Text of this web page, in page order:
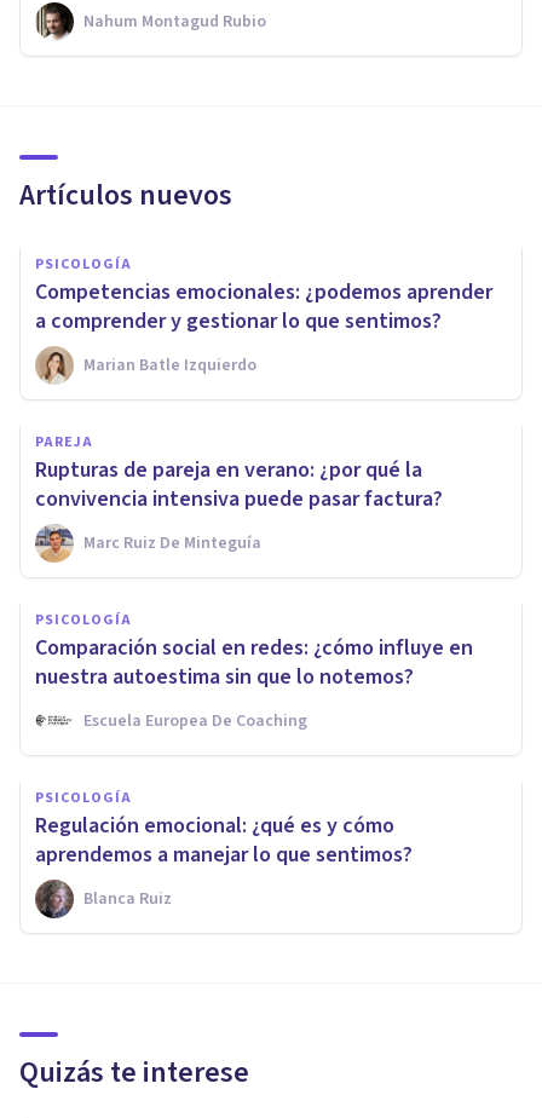
Nahum Montagud Rubio
Artículos nuevos
PSICOLOGÍA
Competencias emocionales: ¿podemos aprender
a comprender y gestionar lo que sentimos?
Marian Batle Izquierdo
PAREJA
Rupturas de pareja en verano: ¿por qué la
convivencia intensiva puede pasar factura?
Marc Ruiz De Minteguía
PSICOLOGÍA
Comparación social en redes: ¿cómo influye en
nuestra autoestima sin que lo notemos?
Escuela Europea De Coaching
PSICOLOGÍA
Regulación emocional: ¿qué es y cómo
aprendemos a manejar lo que sentimos?
Blanca Ruiz
Quizás te interese